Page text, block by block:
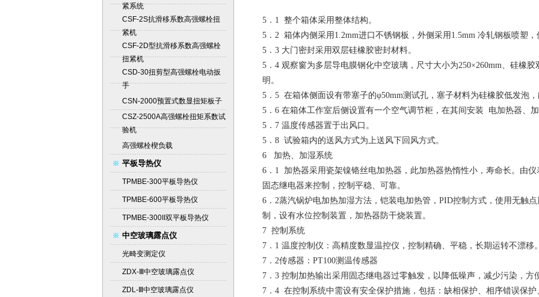
紧系统
CSF-2S抗滑移系数高强螺栓扭
紧机
CSF-2D型抗滑移系数高强螺栓
扭紧机
CSD-30扭剪型高强螺栓电动扳
手
CSN-2000预置式数显扭矩板子
CSZ-2500A高强螺栓扭矩系数试
验机
高强螺栓楔负载
平板导热仪
TPMBE-300平板导热仪
TPMBE-600平板导热仪
TPMBE-300II双平板导热仪
中空玻璃露点仪
光畸变测定仪
ZDX-Ⅲ中空玻璃露点仪
ZDL-Ⅲ中空玻璃露点仪
5．1 整个箱体采用整体结构。
5．2 箱体内侧采用1.2mm进口不锈钢板，外侧采用1.5mm 冷轧钢板喷
5．3 大门密封采用双层硅橡胶密封材料。
5．4 观察窗为多层导电膜钢化中空玻璃，尺寸大小为250×260mm、硅橡
明。
5．5 在箱体侧面设有带塞子的φ50mm测试孔，塞子材料为硅橡胶低发泡，
5．6 在箱体工作室后侧设置有一个空气调节柜，在其间安装 电加热器、
5．7 温度传感器置于出风口。
5．8 试验箱内的送风方式为上送风下回风方式。
6 加热、加湿系统
6．1 加热器采用瓷架镍铬丝电加热器，此加热器热惰性小，寿命长。由
固态继电器来控制，控制平稳、可靠。
6．2蒸汽锅炉电加热加湿方法，铠装电加热管，PID控制方式，使用无触
制，设有水位控制装置，加热器防干烧装置。
7 控制系统
7．1 温度控制仪：高精度数显温控仪，控制精确、平稳，长期运转不漂移。
7．2传感器：PT100测温传感器
7．3 控制加热输出采用固态继电器过零触发，以降低噪声，减少污染，方
7．4 在控制系统中需设有安全保护措施，包括：缺相保护、相序错误保护